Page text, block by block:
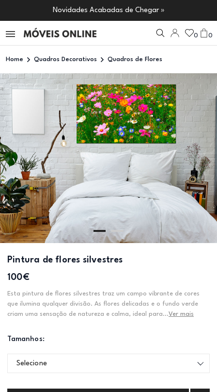
Novidades Acabadas de Chegar »
0 0
Home Quadros Decorativos Quadros de Flores
Pintura de flores silvestres
100€
Esta pintura de flores silvestres traz um campo vibrante de cores
que ilumina qualquer divisão. As flores delicadas e o fundo verde
criam uma sensação de natureza e calma, ideal para...Ver mais
Tamanhos:
Selecione